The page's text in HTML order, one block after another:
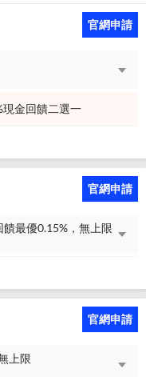
官網申請
金回饋二選一
官網申請
最優0.15%，無上限
官網申請
上限